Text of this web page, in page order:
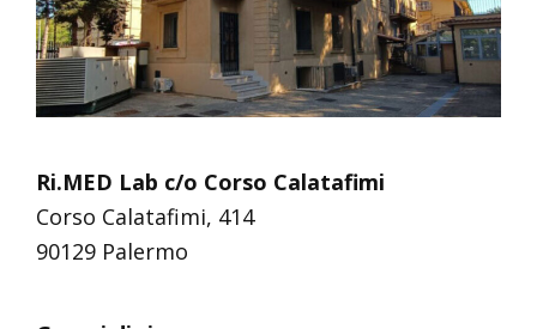
Ri.MED Lab c/o Corso Calatafimi
Corso Calatafimi, 414
90129 Palermo